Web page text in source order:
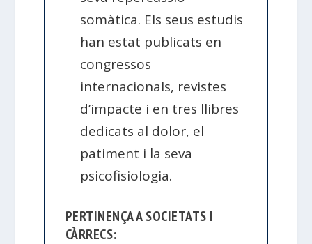
somàtica. Els seus estudis
han estat publicats en
congressos
internacionals, revistes
d’impacte i en tres llibres
dedicats al dolor, el
patiment i la seva
psicofisiologia.
PERTINENÇA A SOCIETATS I
CÀRRECS: